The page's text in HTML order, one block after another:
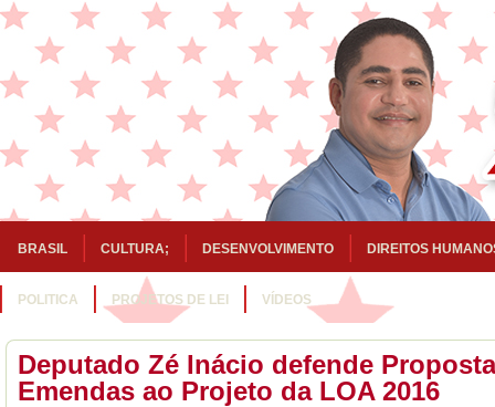
BRASIL CULTURA; DESENVOLVIMENTO DIREITOS
POLITICA PROJETOS DE LEI VÍDEOS
Deputado Zé Inácio defende
Emendas ao Projeto da LOA 2016